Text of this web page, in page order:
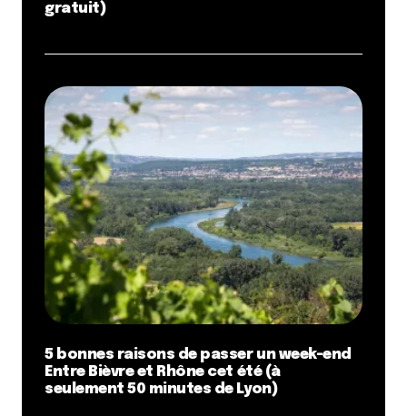
gratuit)
5 bonnes raisons de passer un week-end
Entre Bièvre et Rhône cet été (à
seulement 50 minutes de Lyon)